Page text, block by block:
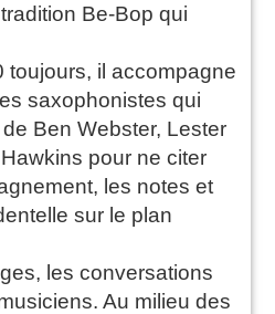
Be-Bop qui
toujours, il accompagne
saxophonistes qui
Ben Webster, Lester
pour ne citer
les notes et
sur le plan
les conversations
Au milieu des